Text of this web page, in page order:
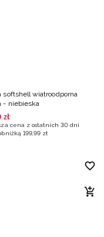
softshell wiatroodporna
- niebieska
zł
cena z ostatnich 30 dni
199,99 zł